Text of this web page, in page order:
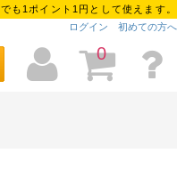
も1ポイント1円として使えます。
ログイン
初めての方へ
0